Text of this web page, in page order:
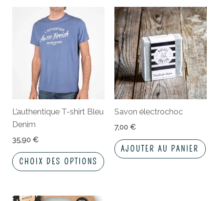
L’authentique T-shirt Bleu
Denim
35,90€
CHOIX DES OPTIONS
produit
plusieurs
variations.
Les
options
peuvent
être
choisies
page
Savon électrochoc
7,00 €
AJOUTER AU PANIER